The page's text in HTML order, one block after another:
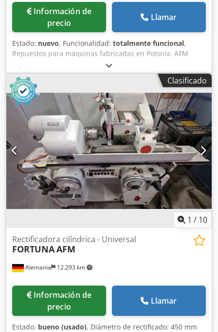
Información de
precio
Llamar
Estado: nuevo, Funcionalidad: totalmente funcional,
Repuestos para máquinas fabricadas en Polonia. AFM
Andrychow, FUM Poreba, FAT Wrocław, AVIA Warszawa,
Jafo Jarocin, ZM Tarnow, FAMOT Pleszew. Repuestos para
tornos polacos, entre otros: TUM 25, TUM 35, TUJ 50, TUJ
63, TUJ 560, TUJ 630, TUR 50, TUR 63, TUR 560, TUR 630,
TPK 90, TRP 93, TRP 110, TR 115, TR 135. Repuestos para
fresadoras polacas, entre otros: FND 25, FND 32, FND 40,
C20, D36, D40, serie FF, serie FR. Dcodpfxjum Ixxe Adtek
Clasificado
1 / 10
Alemania 12.293 km
Rectificadora cilíndrica - Universal
FORTUNAAFM
Información de
precio
Llamar
Estado: bueno (usado), Diámetro de rectificado: 450 mm